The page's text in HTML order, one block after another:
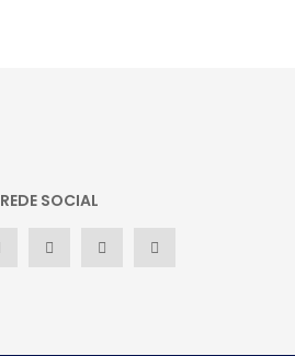
REDE SOCIAL